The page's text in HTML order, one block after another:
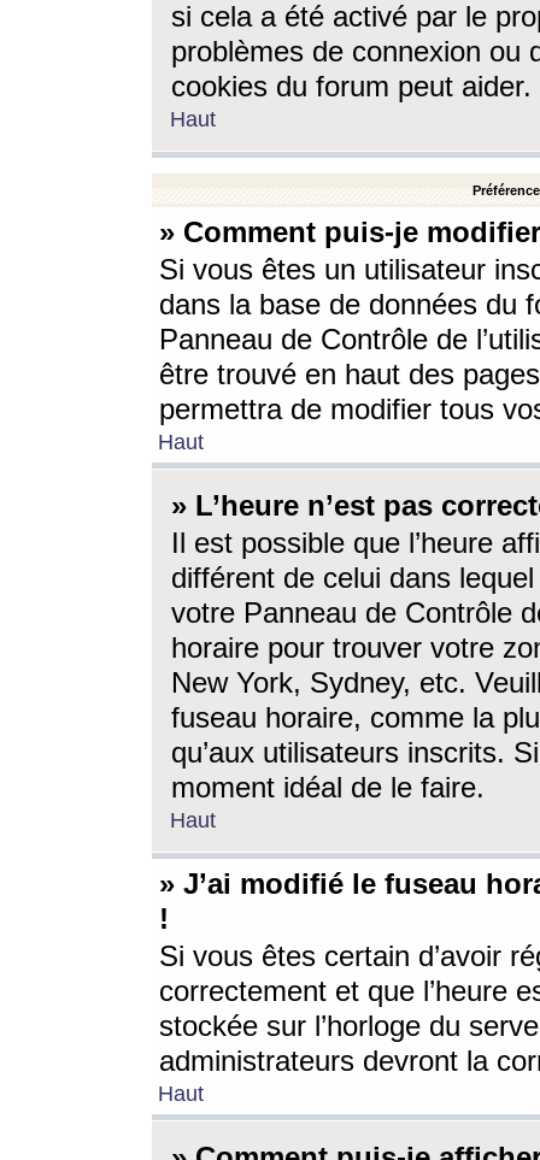
si cela a été activé par le
problèmes de connexion ou
cookies du forum peut aider.
Haut
» Comment puis-je
Si vous êtes un utilisateur
dans la base de données du
Panneau de Contrôle de
être trouvé en haut des
permettra de modifier tous
Haut
» L’heure n’est pas
Il est possible que l’heure
différent de celui dans
votre Panneau de Contrôle
horaire pour trouver votre
New York, Sydney, etc.
fuseau horaire, comme la
qu’aux utilisateurs inscrits.
moment idéal de le faire.
Haut
» J’ai modifié le fuseau
!
Si vous êtes certain d’avoir
correctement et que l’heure
stockée sur l’horloge du
administrateurs devront la
Haut